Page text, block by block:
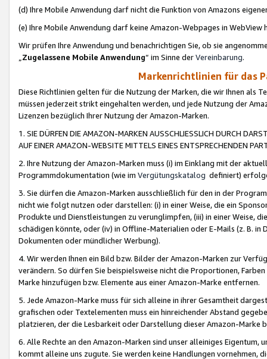
(d) Ihre Mobile Anwendung darf nicht die Funktion von Amazons
(e) Ihre Mobile Anwendung darf keine Amazon-Webpages in WebView
Wir prüfen Ihre Anwendung und benachrichtigen Sie, ob sie
„Zugelassene Mobile Anwendung“ im Sinne derVereinbarung.
Markenrichtlinien für das
Diese Richtlinien gelten für die Nutzung der Marken, die wir Ihnen als
müssen jederzeit strikt eingehalten werden, und jede Nutzung der
Lizenzen bezüglich Ihrer Nutzung der Amazon-Marken.
1. SIE DÜRFEN DIE AMAZON-MARKEN AUSSCHLIESSLICH DURCH
AUF EINER AMAZON-WEBSITE MITTELS EINES ENTSPRECHENDEN
2. Ihre Nutzung der Amazon-Marken muss (i) im Einklang mit der
Programmdokumentation (wie im Vergütungskatalog definiert)
3. Sie dürfen die Amazon-Marken ausschließlich für den in der
nicht wie folgt nutzen oder darstellen: (i) in einer Weise, die ein
Produkte und Dienstleistungen zu verunglimpfen, (iii) in einer Weise,
schädigen könnte, oder (iv) in Offline-Materialien oder E-Mails (z. B. in
Dokumenten oder mündlicher Werbung).
4. Wir werden Ihnen ein Bild bzw. Bilder der Amazon-Marken zur
verändern. So dürfen Sie beispielsweise nicht die Proportionen,
Marke hinzufügen bzw. Elemente aus einer Amazon-Marke entfernen.
5. Jede Amazon-Marke muss für sich alleine in ihrer Gesamtheit
grafischen oder Textelementen muss ein hinreichender Abstand
platzieren, der die Lesbarkeit oder Darstellung dieser Amazon-Marke
6. Alle Rechte an den Amazon-Marken sind unser alleiniges
kommt alleine uns zugute. Sie werden keine Handlungen vornehmen,